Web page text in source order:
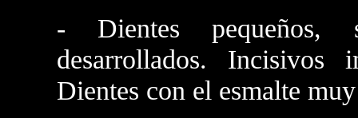
- Dientes pequeños,
desarrollados. Incisivos
Dientes con el esmalte